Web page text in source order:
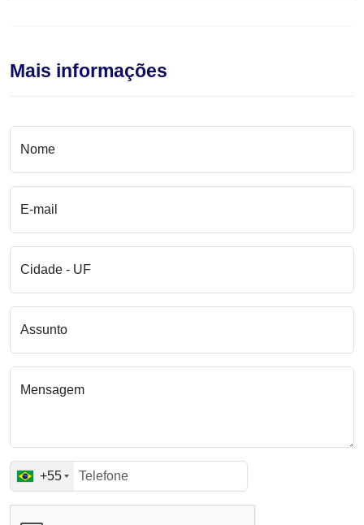
Mais informações
Nome
E-mail
Cidade - UF
Assunto
Mensagem
+55